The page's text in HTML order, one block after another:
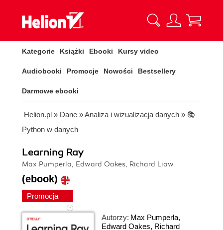
Kategorie Książki Ebooki Kursy video
Audiobooki Promocje Nowości Bestsellery
Darmowe ebooki
Helion.pl » Dane »Analiza i wizualizacja danych » 📚
Python w danych
Learning Ray
Max Pumperla, Edward Oakes, Richard Liaw
(ebook)
Promocja
Autorzy: Max Pumperla,
Edward Oakes, Richard